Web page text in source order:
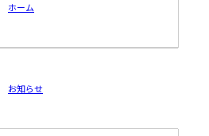
ホーム
お知らせ